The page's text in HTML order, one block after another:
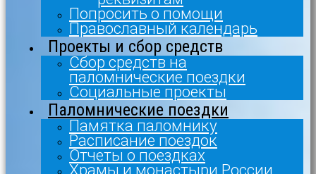
Попросить о помощи
Православный календарь
Проекты и сбор средств
Сбор средств на
паломнические поездки
Социальные проекты
Паломнические поездки
Памятка паломнику
Расписание поездок
Отчеты о поездках
Храмы и монастыри России